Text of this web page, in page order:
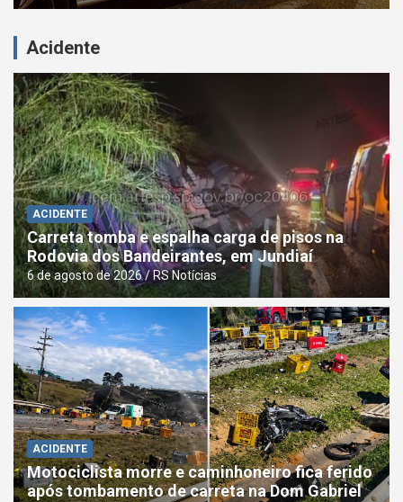
Acidente
ACIDENTE
Carreta tomba e espalha carga de pisos na
Rodovia dos Bandeirantes, em Jundiaí
6 de agosto de 2026 RS Notícias
ACIDENTE
Motociclista morre e caminhoneiro fica ferido
após tombamento de carreta na Dom Gabriel